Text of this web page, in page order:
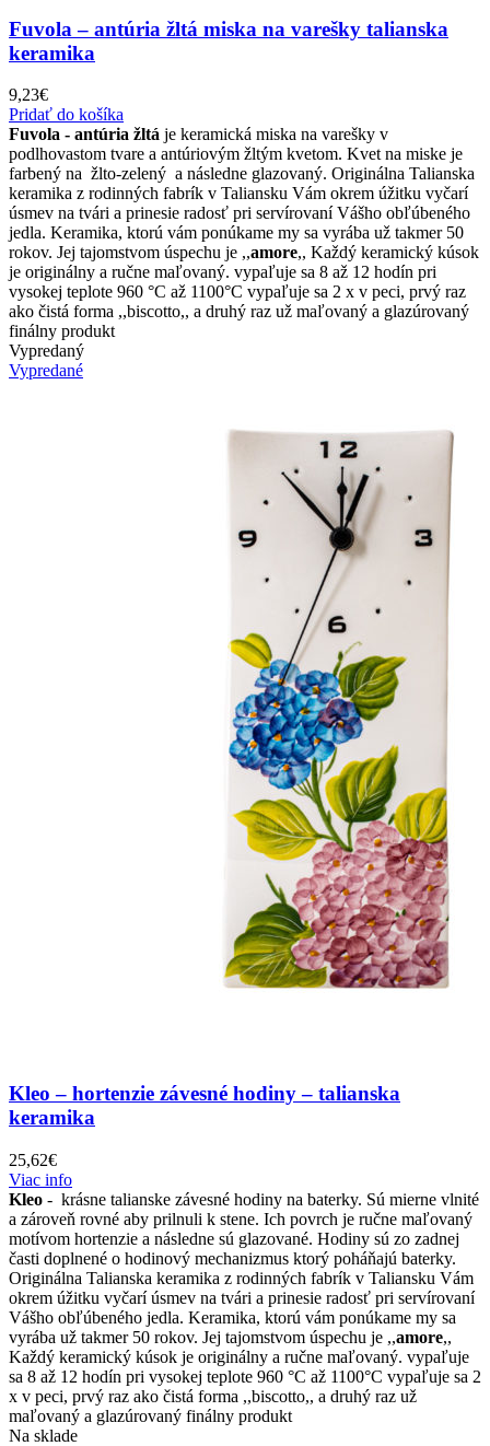
Fuvola – antúria žltá miska na varešky talianska
keramika
9,23€
Pridať do košíka
Fuvola - antúria žltá je keramická miska na varešky v
podlhovastom tvare a antúriovým žltým kvetom. Kvet na miske je
farbený na žlto-zelený a následne glazovaný. Originálna Talianska
keramika z rodinných fabrík v Taliansku Vám okrem úžitku vyčarí
úsmev na tvári a prinesie radosť pri servírovaní Vášho obľúbeného
jedla. Keramika, ktorú vám ponúkame my sa vyrába už takmer 50
rokov. Jej tajomstvom úspechu je ,,amore,, Každý keramický kúsok
je originálny a ručne maľovaný. vypaľuje sa 8 až 12 hodín pri
vysokej teplote 960 °C až 1100°C vypaľuje sa 2 x v peci, prvý raz
ako čistá forma ,,biscotto,, a druhý raz už maľovaný a glazúrovaný
finálny produkt
Vypredaný
Vypredané
Kleo – hortenzie závesné hodiny – talianska
keramika
25,62€
Viac info
Kleo - krásne talianske závesné hodiny na baterky. Sú mierne vlnité
a zároveň rovné aby prilnuli k stene. Ich povrch je ručne maľovaný
motívom hortenzie a následne sú glazované. Hodiny sú zo zadnej
časti doplnené o hodinový mechanizmus ktorý poháňajú baterky.
Originálna Talianska keramika z rodinných fabrík v Taliansku Vám
okrem úžitku vyčarí úsmev na tvári a prinesie radosť pri servírovaní
Vášho obľúbeného jedla. Keramika, ktorú vám ponúkame my sa
vyrába už takmer 50 rokov. Jej tajomstvom úspechu je ,,amore,,
Každý keramický kúsok je originálny a ručne maľovaný. vypaľuje
sa 8 až 12 hodín pri vysokej teplote 960 °C až 1100°C vypaľuje sa 2
x v peci, prvý raz ako čistá forma ,,biscotto,, a druhý raz už
maľovaný a glazúrovaný finálny produkt
Na sklade